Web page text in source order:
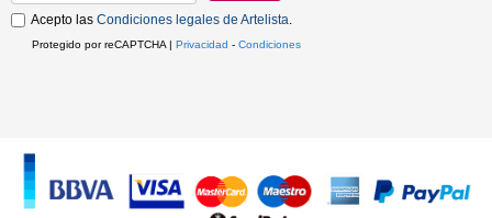
Acepto las Condiciones legales de Artelista
Protegido por reCAPTCHA | Privacidad - Condiciones